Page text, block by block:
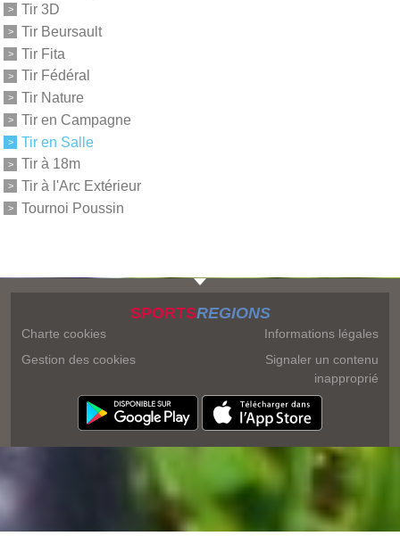
Tir 3D
Tir Beursault
Tir Fita
Tir Fédéral
Tir Nature
Tir en Campagne
Tir en Salle
Tir à 18m
Tir à l'Arc Extérieur
Tournoi Poussin
SPORTSREGIONS
Charte cookies
Gestion des cookies
Informations légales
Signaler un contenu
inapproprié